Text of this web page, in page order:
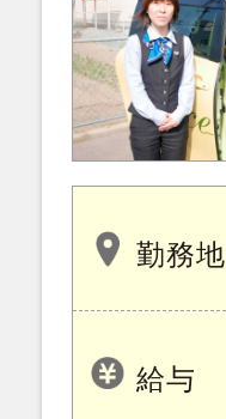
勤務地
給与